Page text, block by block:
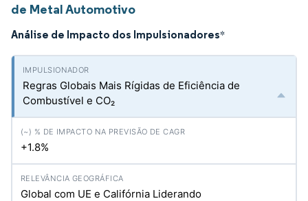
de Metal Automotivo
Análise de Impacto dos Impulsionadores*
Regras Globais Mais Rígidas de Eficiência de
Combustível e CO₂
+1.8%
Global com UE e Califórnia Liderando